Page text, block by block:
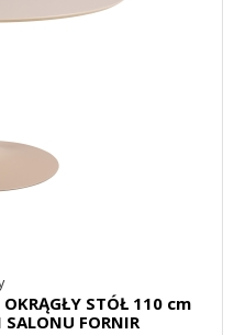
STÓŁ 110 cm
FORNIR